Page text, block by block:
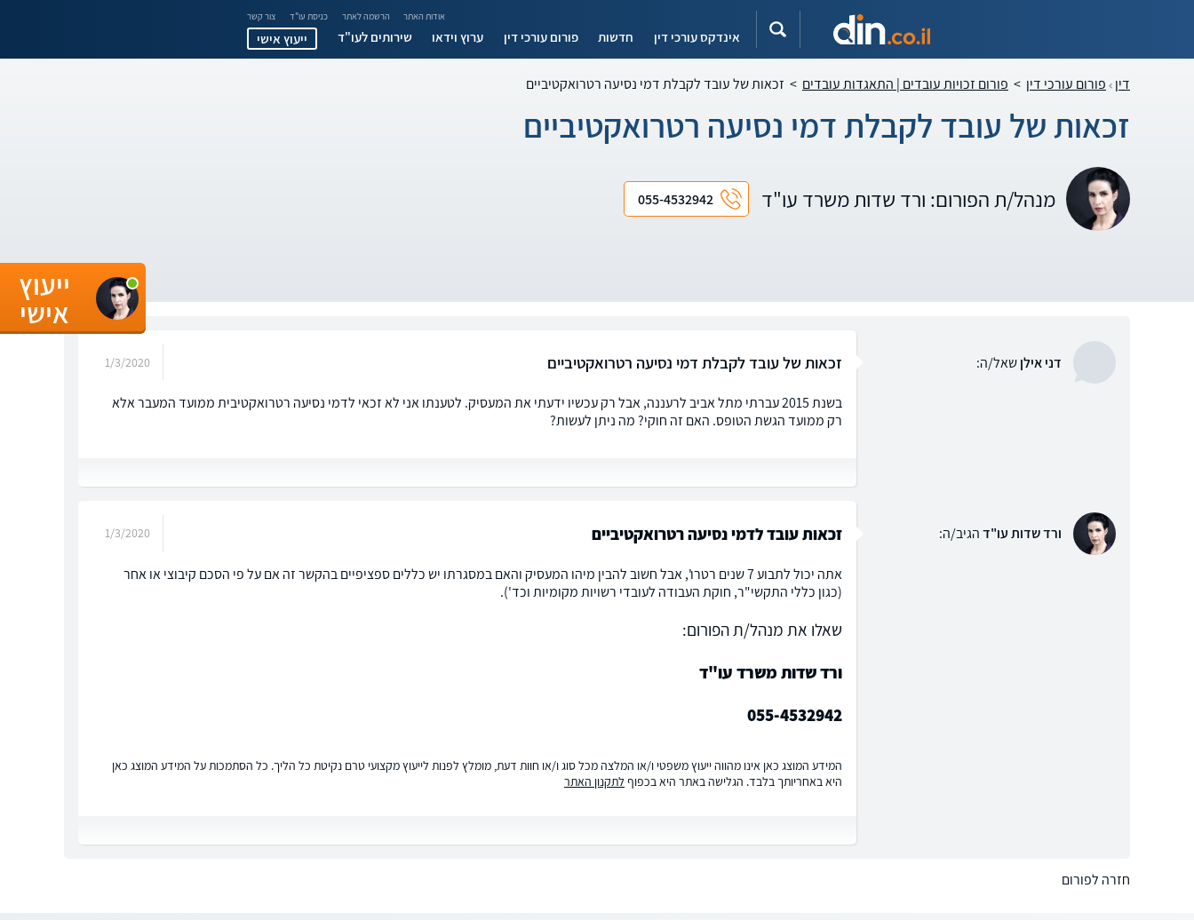
אודות האתר הרשמה לאתר כניסת עו"ד צור קשר
אינדקס עורכי דין חדשות פורום עורכי דין ערוץ וידאו שירותים לעו"ד ייעוץ אישי
דין פורום עורכי דין > פורום זכויות עובדים | התאגדות עובדים > זכאות של עובד לקבלת דמי נסיעה רטרואקטיביים
זכאות של עובד לקבלת דמי נסיעה רטרואקטיביים
מנהל/ת הפורום: ורד שדות משרד עו"ד 055-4532942
דני אילןשאל/ה: זכאות של עובד לקבלת דמי נסיעה רטרואקטיביים 1/3/2020
בשנת 2015 עברתי מתל אביב לרעננה, אבל רק עכשיו ידעתי את המעסיק. לטענתו אני לא זכאי לדמי נסיעה רטרואקטיבית ממועד המעבר אלא
רק ממועד הגשת הטופס. האם זה חוקי? מה ניתן לעשות?
ורד שדות עו"דהגיב/ה: זכאות עובד לדמי נסיעה רטרואקטיביים 1/3/2020
אתה יכול לתבוע 7 שנים רטרו', אבל חשוב להבין מיהו המעסיק והאם במסגרתו יש כללים ספציפיים בהקשר זה אם על פי הסכם קיבוצי או אחר
(כגון כללי התקשי"ר, חוקת העבודה לעובדי רשויות מקומיות וכד').
שאלו את מנהל/ת הפורום:
ורד שדות משרד עו"ד
055-4532942
המידע המוצג כאן אינו מהווה ייעוץ משפטי ו/או המלצה מכל סוג ו/או חוות דעת, מומלץ לפנות לייעוץ מקצועי טרם נקיטת כל הליך. כל הסתמכות על המידע המוצג כאן
היא באחריותך בלבד. הגלישה באתר היא בכפוף לתקנון האתר
חזרה לפורום
ייעוץ
אישי